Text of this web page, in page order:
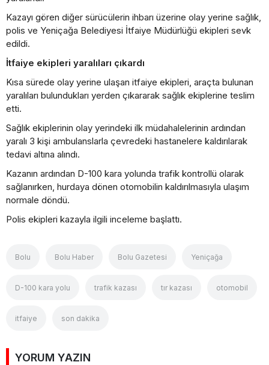
Kazayı gören diğer sürücülerin ihbarı üzerine olay yerine sağlık,
polis ve Yeniçağa Belediyesi İtfaiye Müdürlüğü ekipleri sevk
edildi.
İtfaiye ekipleri yaralıları çıkardı
Kısa sürede olay yerine ulaşan itfaiye ekipleri, araçta bulunan
yaralıları bulundukları yerden çıkararak sağlık ekiplerine teslim
etti.
Sağlık ekiplerinin olay yerindeki ilk müdahalelerinin ardından
yaralı 3 kişi ambulanslarla çevredeki hastanelere kaldırılarak
tedavi altına alındı.
Kazanın ardından D-100 kara yolunda trafik kontrollü olarak
sağlanırken, hurdaya dönen otomobilin kaldırılmasıyla ulaşım
normale döndü.
Polis ekipleri kazayla ilgili inceleme başlattı.
Bolu Bolu Haber Bolu Gazetesi Yeniçağa
D-100 kara yolu trafik kazası tır kazası otomobil
itfaiye son dakika
YORUM YAZIN